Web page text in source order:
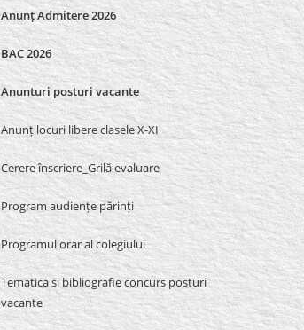
Anunț Admitere 2026
BAC 2026
Anunturi posturi vacante
Anunț locuri libere clasele X-XI
Cerere înscriere_Grilă evaluare
Program audiențe părinți
Programul orar al colegiului
Tematica si bibliografie concurs posturi
vacante